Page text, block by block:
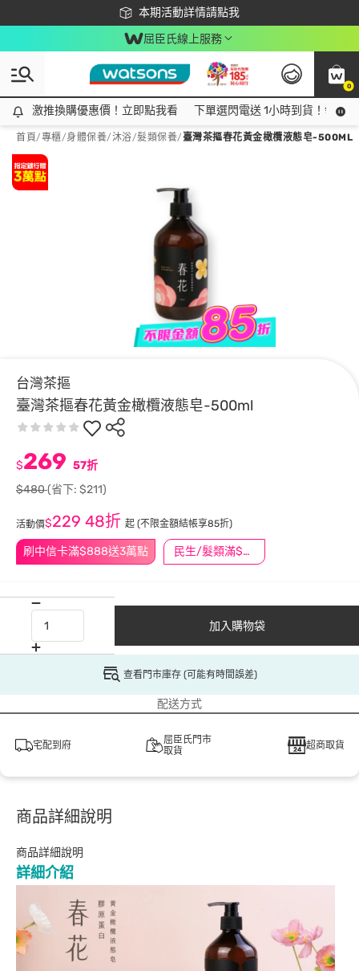
本期活動詳情請點我
下載app最高回饋$350
屈臣氏線上服務
0
激推換購優惠價！立即點我看
激推換購優惠價！立即點我看 下單選閃電送 1小時到貨！領神
首頁/專櫃/身體保養/沐浴/髮類保養/臺灣茶摳春花黃金橄欖液態皂-500ML
台灣茶摳
臺灣茶摳春花黃金橄欖液態皂-500ml
刷中信卡滿$888送3萬點 民生/髮類滿$388送舒潔冰巾
$269 57折
$480(省下: $211)
活動價$229 48折 起 (不限金額結帳享85折)
加入購物袋
查看門市庫存 (可能有時間誤差)
配送方式
宅配到府
屈臣氏門市
取貨
超商取貨
商品詳細說明
商品詳細說明
詳細介紹